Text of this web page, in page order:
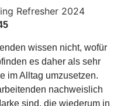
wissen nicht, wofür
es daher als sehr
im Alltag umzusetzen.
nachweislich
sind, die wiederum in